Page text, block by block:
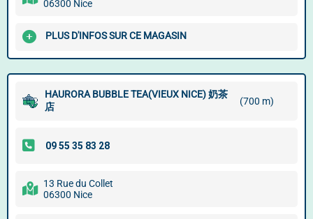
06300 Nice
PLUS D'INFOS SUR CE MAGASIN
HAURORA BUBBLE TEA(VIEUX NICE) 奶茶
店
(700 m)
13 Rue du Collet
06300 Nice